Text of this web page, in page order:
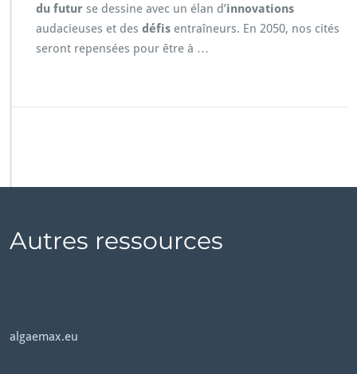
du futur se dessine avec un élan d’innovations
audacieuses et des défis entraîneurs. En 2050, nos cités
seront repensées pour être à …
Autres ressources
algaemax.eu